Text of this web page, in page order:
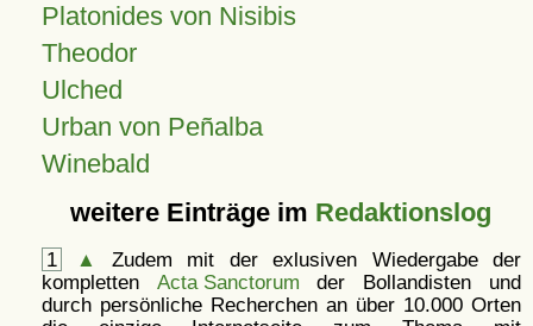
Platonides von Nisibis
Theodor
Ulched
Urban von Peñalba
Winebald
weitere Einträge im Redaktionslog
1 ▲
Zudem mit der exlusiven Wiedergabe der
kompletten Acta Sanctorum der Bollandisten und
durch persönliche Recherchen an über 10.000 Orten